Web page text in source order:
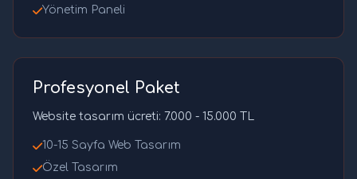
Yönetim Paneli
Profesyonel Paket
Website tasarım ücreti: 7.000 - 15.000 TL
10-15 Sayfa Web Tasarım
Özel Tasarım